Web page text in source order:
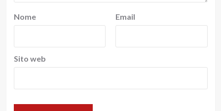
Nome Email
Sito web